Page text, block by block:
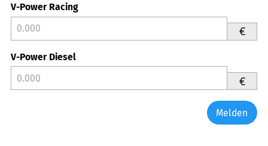
V-Power Racing
€
V-Power Diesel
€
Melden